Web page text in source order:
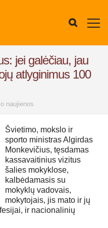
jei galėčiau, jau
atlyginimus 100
naujienos
Švietimo, mokslo ir
sporto ministras Algirdas
Monkevičius, tęsdamas
kassavaitinius vizitus
šalies mokyklose,
kalbėdamasis su
mokyklų vadovais,
mokytojais, jis mato ir jų
ir nacionalinių